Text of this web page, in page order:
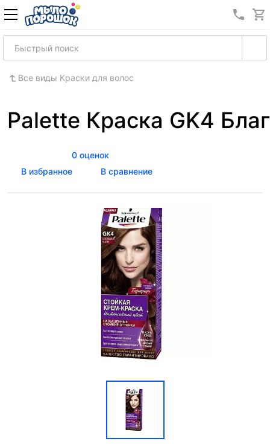
8
Все виды Краски для волос
Palette Краска GK4
0 оценок
В избранное
В сравнение